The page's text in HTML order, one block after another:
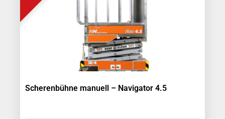
Scherenbühne manuell – Navigator 4.5